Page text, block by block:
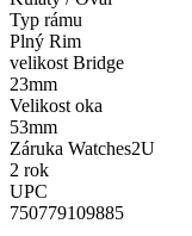
Typ rámu
Plný Rim
velikost Bridge
23mm
Velikost oka
53mm
Záruka Watches2U
2 rok
UPC
750779109885